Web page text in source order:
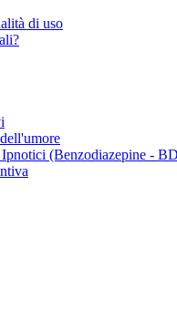
di uso
(Benzodiazepine -